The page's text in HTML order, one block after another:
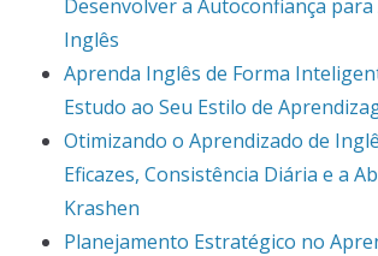
Desenvolver a Autoconfiança
Inglês
Aprenda Inglês de Forma
Estudo ao Seu Estilo de
Otimizando o Aprendizado de
Eficazes, Consistência Diária e a
Krashen
Planejamento Estratégico no